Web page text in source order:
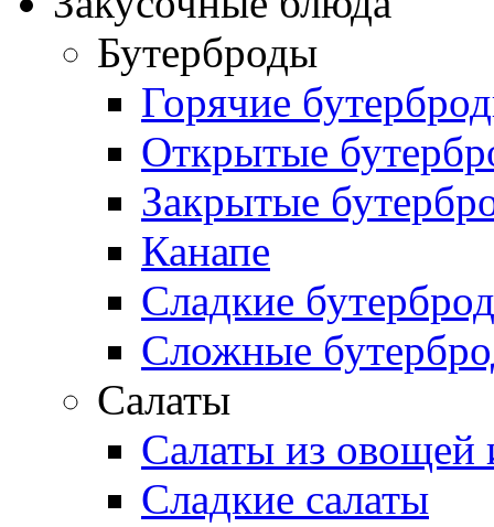
Бутерброды
Горячие
Открытые
Закрытые
Канапе
Сладкие
Сложные
Салаты
Салаты из овощей
Сладкие салаты